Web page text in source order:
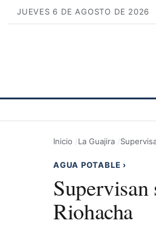
JUEVES 6 DE AGOSTO DE 2026
Inicio La Guajira
AGUA POTABLE ›
Supervisan
Riohacha